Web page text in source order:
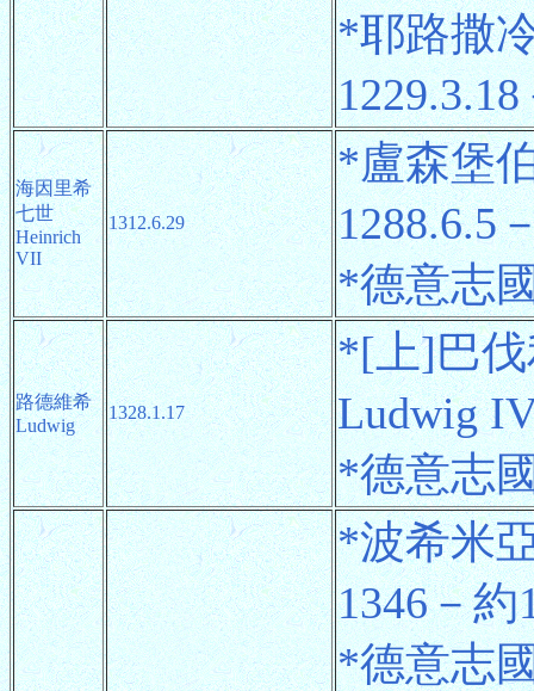
*耶路撒
1229.3.18
海因里希
七世
Heinrich
VII
1312.6.29
*盧森堡
1288.6.5
*德意志
路德維希
Ludwig
1328.1.17
*[上]巴伐
Ludwig
*德意志
*波希米
1346－約
*德意志